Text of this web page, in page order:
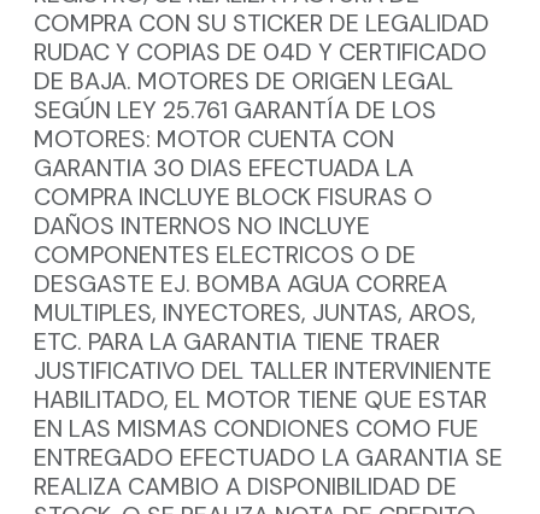
COMPRA CON SU STICKER DE LEGALIDAD
RUDAC Y COPIAS DE 04D Y CERTIFICADO
DE BAJA. MOTORES DE ORIGEN LEGAL
SEGÚN LEY 25.761 GARANTÍA DE LOS
MOTORES: MOTOR CUENTA CON
GARANTIA 30 DIAS EFECTUADA LA
COMPRA INCLUYE BLOCK FISURAS O
DAÑOS INTERNOS NO INCLUYE
COMPONENTES ELECTRICOS O DE
DESGASTE EJ. BOMBA AGUA CORREA
MULTIPLES, INYECTORES, JUNTAS, AROS,
ETC. PARA LA GARANTIA TIENE TRAER
JUSTIFICATIVO DEL TALLER INTERVINIENTE
HABILITADO, EL MOTOR TIENE QUE ESTAR
EN LAS MISMAS CONDIONES COMO FUE
ENTREGADO EFECTUADO LA GARANTIA SE
REALIZA CAMBIO A DISPONIBILIDAD DE